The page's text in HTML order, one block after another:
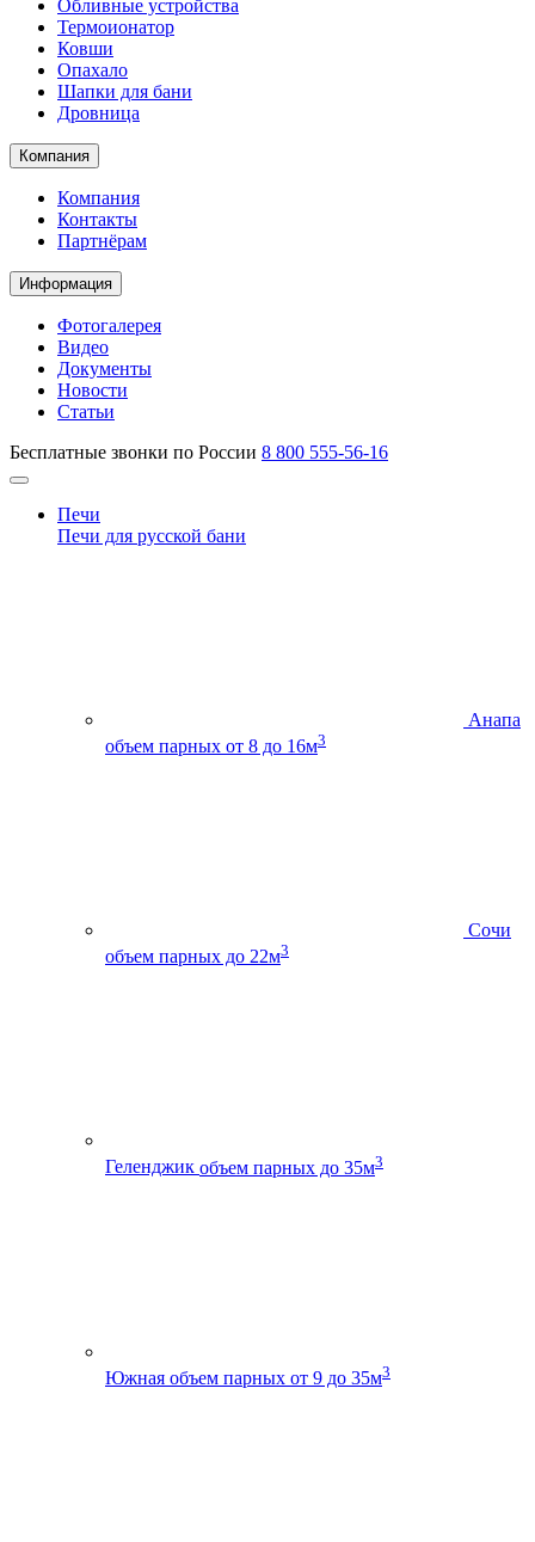
Обливные устройства
Термоионатор
Ковши
Опахало
Шапки для бани
Дровница
Компания
Компания
Контакты
Партнёрам
Информация
Фотогалерея
Видео
Документы
Новости
Статьи
Бесплатные звонки по России 8 800 555-56-16
Печи
Печи для русской бани
Анапа
объем парных от 8 до 16м3
Сочи
объем парных до 22м3
Геленджик объем парных до 35м3
Южная объем парных от 9 до 35м3